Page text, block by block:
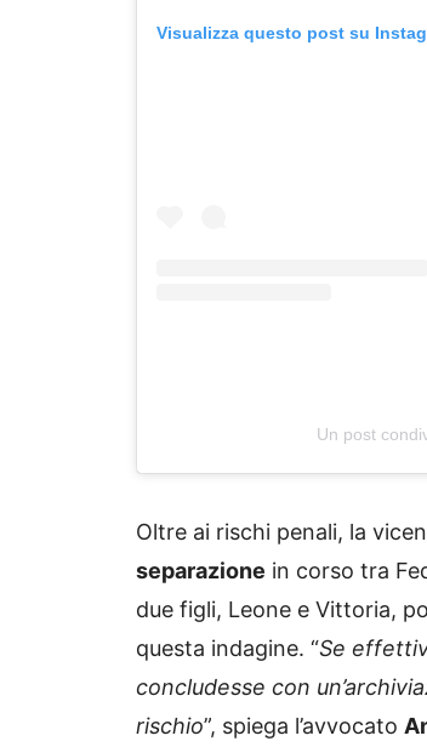
Visualizza questo post su
Un post
Oltre ai rischi penali, la
separazione in corso tra
due figli, Leone e Vittoria,
questa indagine. “Se
concludesse con
rischio”, spiega l’avvocato